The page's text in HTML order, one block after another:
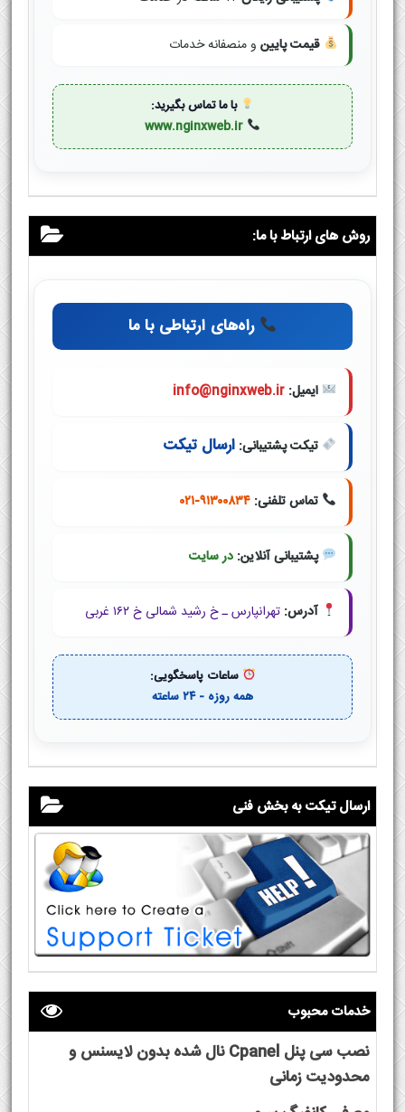
قیمت پایین و منصفانه خدمات
با ما تماس بگیرید:
www.nginxweb.ir
روش های ارتباط با ما:
راه‌های ارتباطی با ما
ایمیل: info@nginxweb.ir
تیکت پشتیبانی: ارسال تیکت
تماس تلفنی: ۰۲۱-۹۱۳۰۰۸۳۴
پشتیبانی آنلاین: در سایت
آدرس: تهرانپارس ـ خ رشید شمالی خ ۱۶۲ غربی
ساعات پاسخگویی:
همه روزه - ۲۴ ساعته
ارسال تیکت به بخش فنی
خدمات محبوب
نصب سی پنل Cpanel نال شده بدون لایسنس و
محدودیت زمانی